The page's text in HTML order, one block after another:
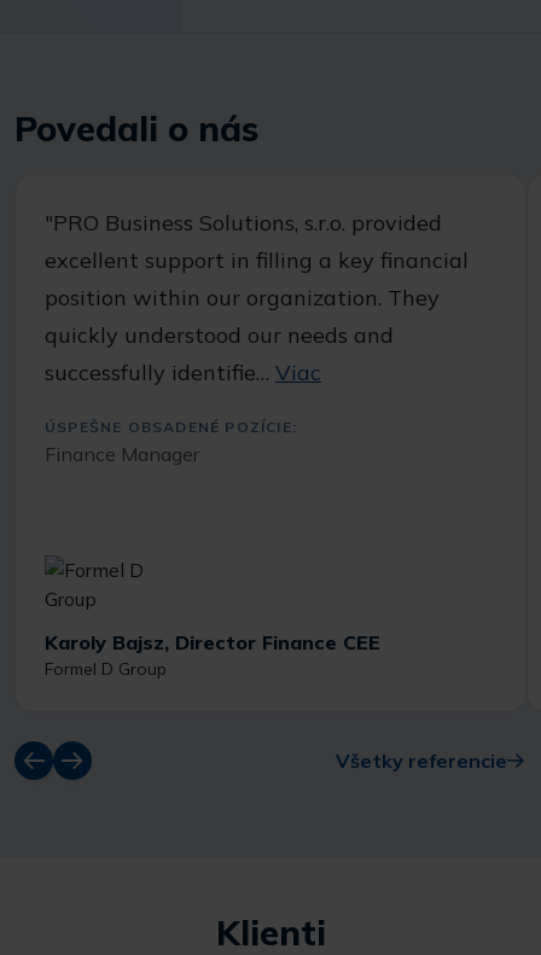
Povedali o nás
"PRO Business Solutions, s.r.o. provided
excellent support in filling a key financial
position within our organization. They
quickly understood our needs and
successfully identifie… Viac
ÚSPEŠNE OBSADENÉ POZÍCIE:
Finance Manager
Karoly Bajsz, Director Finance CEE
Formel D Group
Všetky referencie
Klienti